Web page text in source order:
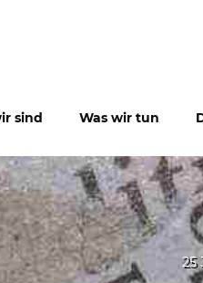
sind Was wir tun
25